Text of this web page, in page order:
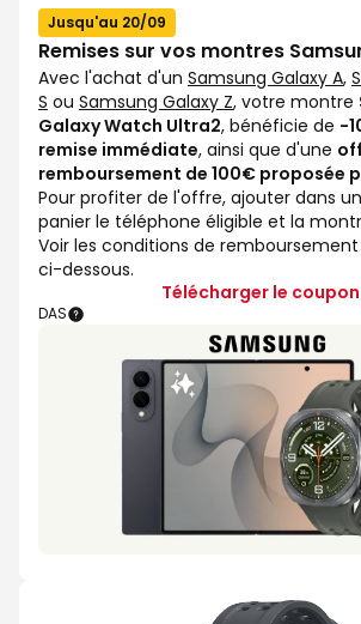
Jusqu'au 20/09
Remises sur vos montres
Avec l'achat d'un Samsung Galaxy A,
S ou Samsung Galaxy Z, votre montre
Galaxy Watch Ultra2, bénéficie de -
remise immédiate, ainsi que d'une
remboursement de 100€ proposée
Pour profiter de l'offre, ajouter dans
panier le téléphone éligible et la
Voir les conditions de
ci-dessous.
Télécharger le coupon
DAS